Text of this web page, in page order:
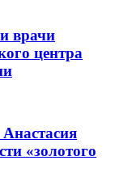
врачи
центра
«золотого